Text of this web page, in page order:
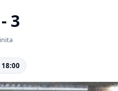
3
18:00